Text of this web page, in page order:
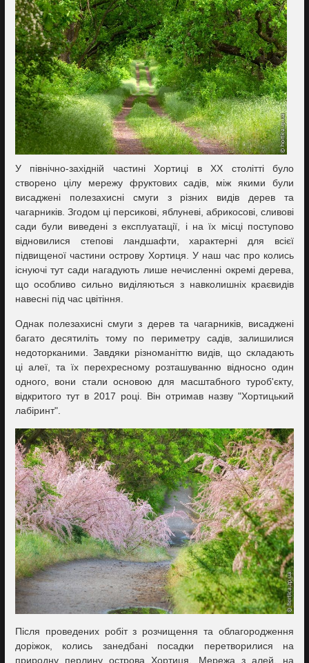
У північно-західній частині Хортиці в ХХ столітті було
створено цілу мережу фруктових садів, між якими були
висаджені полезахисні смуги з різних видів дерев та
чагарників. Згодом ці персикові, яблуневі, абрикосові, сливові
сади були виведені з експлуатації, і на їх місці поступово
відновилися степові ландшафти, характерні для всієї
підвищеної частини острову Хортиця. У наш час про колись
існуючі тут сади нагадують лише нечисленні окремі дерева,
що особливо сильно виділяються з навколишніх краєвидів
навесні під час цвітіння.
Однак полезахисні смуги з дерев та чагарників, висаджені
багато десятиліть тому по периметру садів, залишилися
недоторканими. Завдяки різноманіттю видів, що складають
ці алеї, та їх перехресному розташуванню відносно один
одного, вони стали основою для масштабного туроб'єкту,
відкритого тут в 2017 році. Він отримав назву "Хортицький
лабіринт".
Після проведених робіт з розчищення та облагородження
доріжок, колись занедбані посадки перетворилися на
природну перлину острова Хортиця. Мережа з алей, на